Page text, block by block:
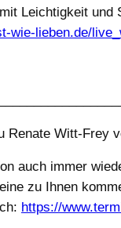
Leichtigkeit
wie-lieben.de/
Renate Witt-Frey
auch immer
zu Ihnen
https://